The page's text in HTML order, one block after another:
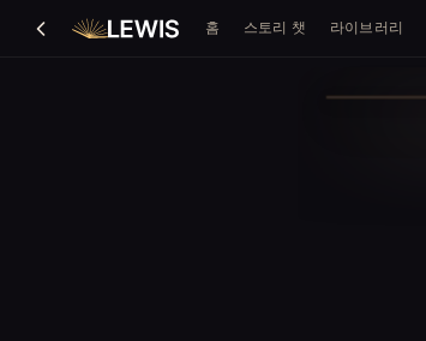
홈 스토리 챗 라이브러리